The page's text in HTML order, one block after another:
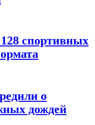
спортивных
о
дождей